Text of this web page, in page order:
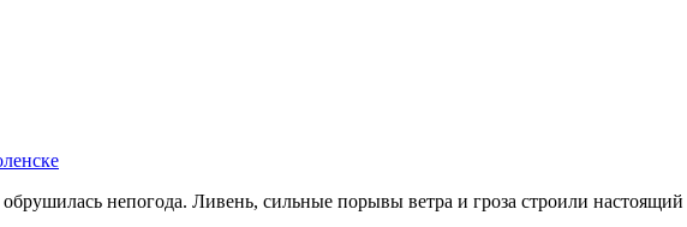
непогода. Ливень, сильные порывы ветра и гроза строили